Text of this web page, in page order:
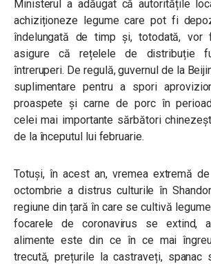
Ministerul a adăugat că autoritățile
achiziționeze legume care pot fi
îndelungată de timp și, totodată,
asigure că rețelele de distribuție
întreruperi. De regulă, guvernul de la
suplimentare pentru a spori
proaspete și carne de porc în
celei mai importante sărbători
de la începutul lui februarie.
Totuși, în acest an, vremea extremă
octombrie a distrus culturile în
regiune din țară în care se cultivă
focarele de coronavirus se extind,
alimente este din ce în ce mai
trecută, prețurile la castraveți, spanac